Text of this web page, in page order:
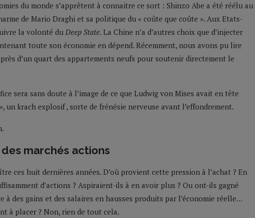
du monde s’apprêtent à connaitre ce sort : Shinzo Abe a été réélu au
de Mario Draghi et sa politique du « coûte que coûte ». Aux Etats-
la volonté du Deep State. La Chine n’a d’autres choix que d’injecter
toute son économie en dépend. Récemment, nous avons pu lire
d’un quart des appartements neufs pour soutenir directement le
sera sans doute à l’image de ce que Ludwig von Mises avait en tête
un krach explosif , sorte de frénésie nerveuse avant l’effondrement.
marchés actions
ces huit dernières années. D’où provient cette pression à l’achat ? En
d’actions ? Aspiraient-ils à en avoir plus ? Ou ont-ils gagné
des gains et des salaires en hausses produits par l’économie réelle…
à placer ? Non, rien de tout cela.